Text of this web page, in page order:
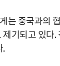
는 중국과의
기되고 있다
.